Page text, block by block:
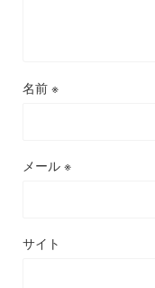
名前 ※
メール ※
サイト